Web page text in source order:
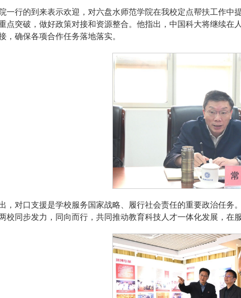
一行的到来表示欢迎，对六盘水师范学院在我校定点帮扶工作
点突破，做好政策对接和资源整合。他指出，中国科大将继续
，确保各项合作任务落地落实。
，对口支援是学校服务国家战略、履行社会责任的重要政治任
校同步发力，同向而行，共同推动教育科技人才一体化发展，在